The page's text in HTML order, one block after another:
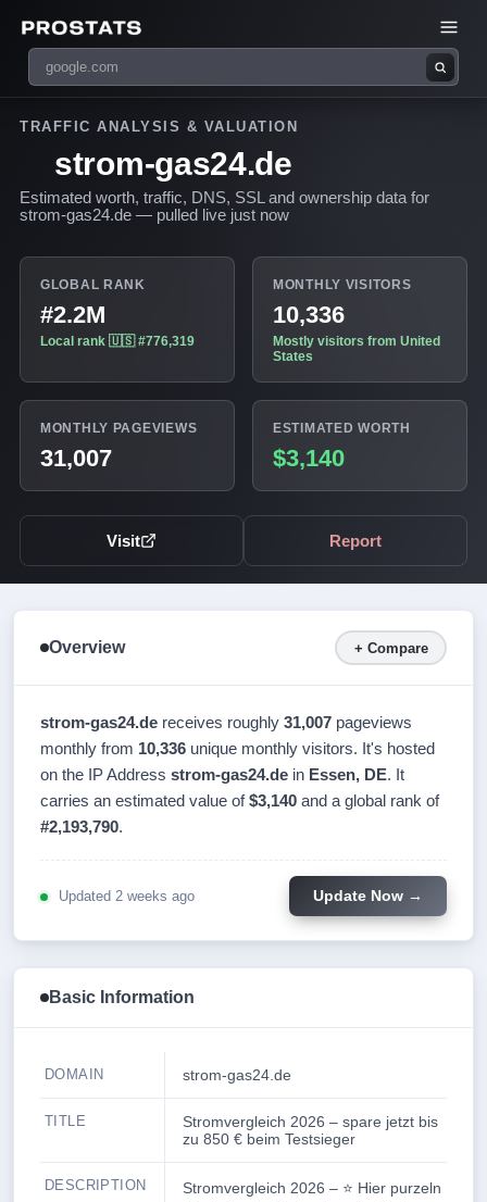
TRAFFIC ANALYSIS & VALUATION
strom-gas24.de
Estimated worth, traffic, DNS, SSL and ownership data for
strom-gas24.de — pulled live just now
GLOBAL RANK
#2.2M
Local rank 🇺🇸 #776,319
MONTHLY VISITORS
10,336
Mostly visitors from United
States
MONTHLY PAGEVIEWS
31,007
ESTIMATED WORTH
$3,140
Visit Report
Overview + Compare
strom-gas24.de receives roughly 31,007 pageviews
monthly from 10,336 unique monthly visitors. It's hosted
on the IP Address strom-gas24.de in Essen, DE. It
carries an estimated value of$3,140 and a global rank of
#2,193,790.
Updated 2 weeks ago Update Now →
Basic Information
DOMAIN strom-gas24.de
TITLE
Stromvergleich 2026 – spare jetzt bis
zu 850 € beim Testsieger
DESCRIPTION
Stromvergleich 2026 – ⭐ Hier purzeln